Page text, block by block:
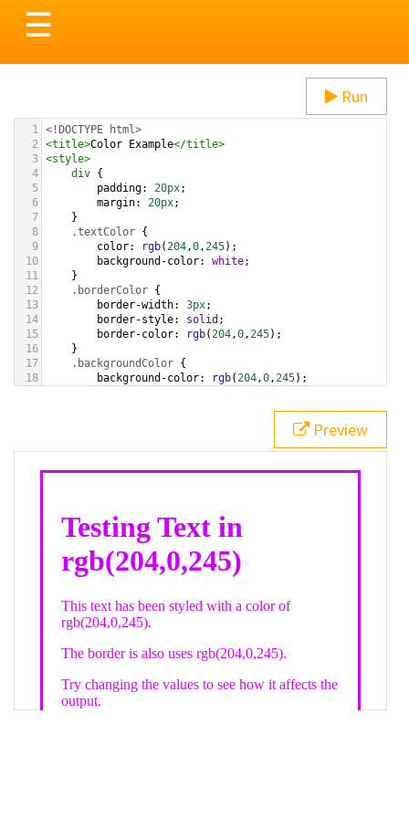
Toggle
navigation
☰
Run
1 <!DOCTYPE html>
2
<title>Color Example</title>
3 <style>
4
div {
5
padding: 20px;
6
margin: 20px;
7
}
8
.textColor {
9
color: rgb(204,0,245);
10
background-color: white;
11
}
12
.borderColor {
13
border-width: 3px;
14
border-style: solid ;
15
border-color: rgb(204,0,245);
16
}
17
.backgroundColor {
18
background-color: rgb(204,0,245);
bottom ,
white, rgb(204,0,245));
div class="textColor borderColor"
< h1>Testing Text in rgb(204,0,245)
Preview